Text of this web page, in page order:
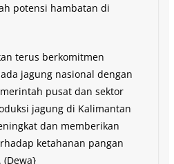
potensi hambatan di
terus berkomitmen
jagung nasional dengan
pusat dan sektor
jagung di Kalimantan
dan memberikan
ketahanan pangan
(Dewa}